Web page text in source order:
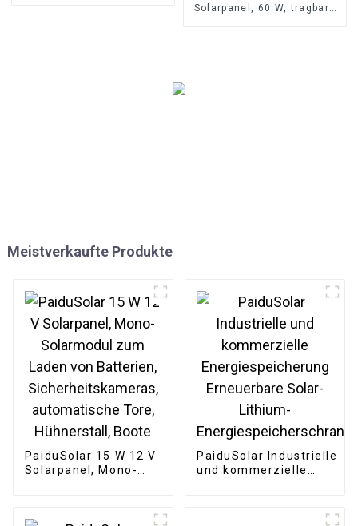
Solarpanel, 60 W, tragbare
Meistverkaufte Produkte
PaiduSolar 15 W 12 V
Solarpanel, Mono-
PaiduSolar Industrielle
und kommerzielle